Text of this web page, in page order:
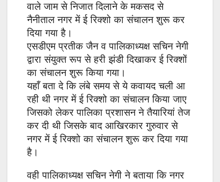
वाले जाम से निजात दिलाने के मकसद से
नैनीताल नगर में ई रिक्शो का संचालन शुरू कर
दिया गया है।
एसडीएम प्रतीक जैन व पालिकाध्यक्ष सचिन नेगी
द्वारा संयुक्त रूप से हरी झंडी दिखाकर ई रिक्शों
का संचालन शुरू किया गया।
यहाँ बता दे कि लंबे समय से ये कवायद चली आ
रही थी नगर में ई रिक्शो का संचालन किया जाए
जिसको लेकर पालिका प्रशासन ने तैयारियां तेज
कर दी थी जिसके बाद आखिरकार गुरुवार से
नगर में ई रिक्शो का संचालन शुरू कर दिया गया
है।
वही पालिकाध्यक्ष सचिन नेगी ने बताया कि नगर